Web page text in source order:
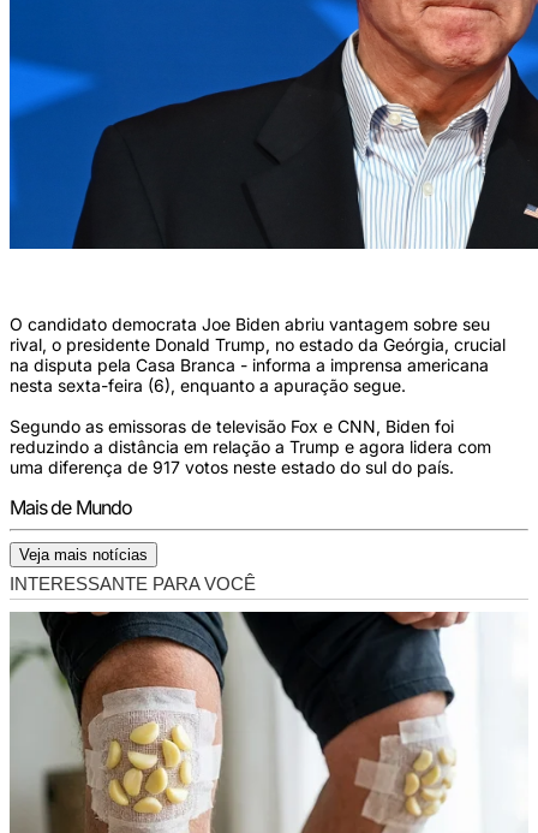
O candidato democrata Joe Biden abriu vantagem sobre seu
rival, o presidente Donald Trump, no estado da Geórgia, crucial
na disputa pela Casa Branca - informa a imprensa americana
nesta sexta-feira (6), enquanto a apuração segue.
Segundo as emissoras de televisão Fox e CNN, Biden foi
reduzindo a distância em relação a Trump e agora lidera com
uma diferença de 917 votos neste estado do sul do país.
Mais de Mundo
Veja mais notícias